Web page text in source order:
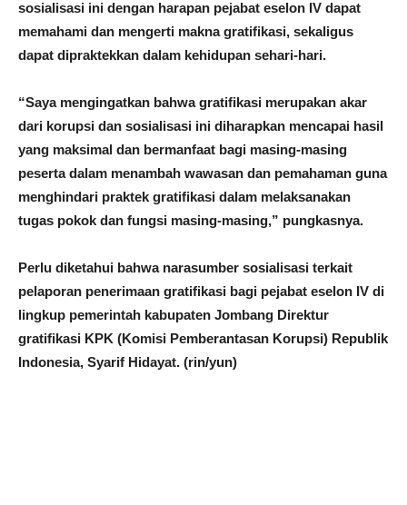
sosialisasi ini dengan harapan pejabat eselon IV dapat
memahami dan mengerti makna gratifikasi, sekaligus
dapat dipraktekkan dalam kehidupan sehari-hari.
“Saya mengingatkan bahwa gratifikasi merupakan akar
dari korupsi dan sosialisasi ini diharapkan mencapai hasil
yang maksimal dan bermanfaat bagi masing-masing
peserta dalam menambah wawasan dan pemahaman guna
menghindari praktek gratifikasi dalam melaksanakan
tugas pokok dan fungsi masing-masing,” pungkasnya.
Perlu diketahui bahwa narasumber sosialisasi terkait
pelaporan penerimaan gratifikasi bagi pejabat eselon IV di
lingkup pemerintah kabupaten Jombang Direktur
gratifikasi KPK (Komisi Pemberantasan Korupsi) Republik
Indonesia, Syarif Hidayat. (rin/yun)